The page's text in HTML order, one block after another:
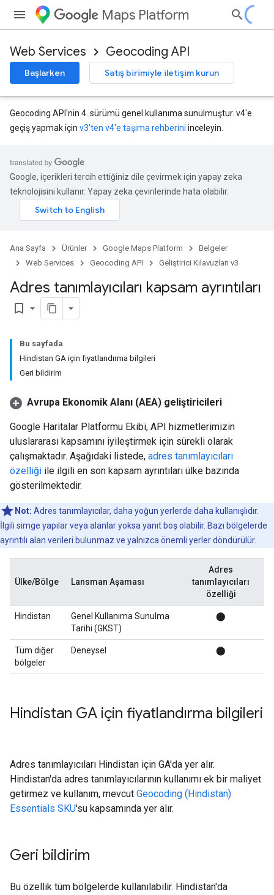
Maps Platform
Web Services Geocoding API
Başlarken Satış birimiyle iletişim kurun
Geocoding API'nin 4. sürümü genel kullanıma sunulmuştur. v4'e
geçiş yapmak için v3'ten v4'e taşıma rehberini inceleyin.
Google, içerikleri tercih ettiğiniz dile çevirmek için yapay zeka
teknolojisini kullanır. Yapay zeka çevirilerinde hata olabilir.
Ana Sayfa Ürünler Google Maps Platform
Belgeler
Web Services
Geocoding API Geliştirici Kılavuzları v3
Adres tanımlayıcıları kapsam ayrıntıları
bookmark_border
Bu sayfada
Hindistan GA için fiyatlandırma bilgileri
Geri bildirim
Avrupa Ekonomik Alanı (AEA) geliştiricileri
Google Haritalar Platformu Ekibi, API hizmetlerimizin
uluslararası kapsamını iyileştirmek için sürekli olarak
çalışmaktadır. Aşağıdaki listede, adres tanımlayıcıları
özelliği ile ilgili en son kapsam ayrıntıları ülke bazında
gösterilmektedir.
Not: Adres tanımlayıcılar, daha yoğun yerlerde daha kullanışlıdır.
İlgili simge yapılar veya alanlar yoksa yanıt boş olabilir. Bazı bölgelerde
ayrıntılı alan verileri bulunmaz ve yalnızca önemli yerler döndürülür.
Ülke/Bölge Lansman Aşaması
Adres
tanımlayıcıları
özelliği
Hindistan
Genel Kullanıma Sunulma
Tarihi (GKST)
⬤
Tüm diğer
bölgeler
Deneysel ⬤
Hindistan GA için fiyatlandırma bilgileri
Adres tanımlayıcıları Hindistan için GA'da yer alır.
Hindistan'da adres tanımlayıcılarının kullanımı ek bir maliyet
getirmez ve kullanım, mevcut Geocoding (Hindistan)
Essentials SKU'su kapsamında yer alır.
Geri bildirim
Bu özellik tüm bölgelerde kullanılabilir. Hindistan'da